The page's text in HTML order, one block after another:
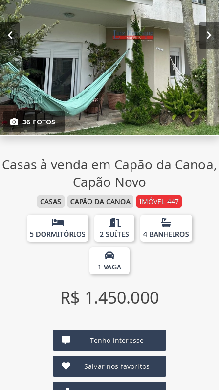
36 FOTOS
Casas à venda em Capão da Canoa,
Capão Novo
CASAS CAPÃO DA CANOA IMÓVEL 447
5 DORMITÓRIOS 2 SUÍTES 4 BANHEIROS
1 VAGA
R$ 1.450.000
Tenho interesse
Salvar nos favoritos